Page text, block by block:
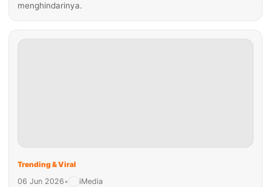
menghindarinya.
Trending & Viral
06 Jun 2026• iMedia